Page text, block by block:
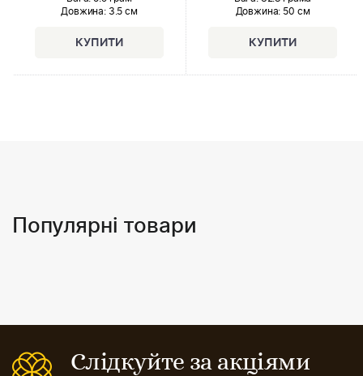
Довжина:3.5 см
Довжина: 50 см
Популярні товари
Слідкуйте за акціями